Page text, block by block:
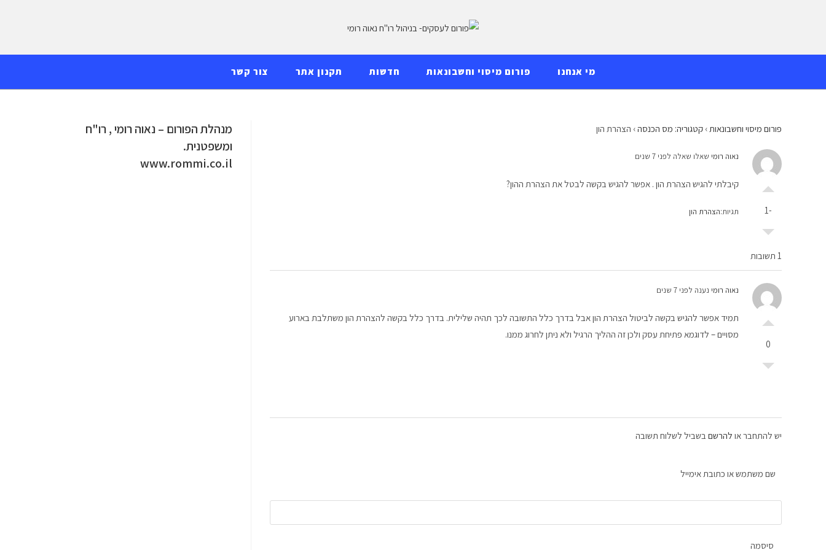
מי אנחנו פורום מיסוי וחשבונאות חדשות תקנון אתר צור קשר
פורום מיסוי וחשבונאות › קטגוריה: מס הכנסה› הצהרת הון
-1
נאוה רומי שאלו שאלה לפני 7 שנים
קיבלתי להגיש הצהרת הון . אפשר להגיש בקשה לבטל את הצהרת ההון?
תגיות:הצהרת הון
1 תשובות
0
נאוה רומי נענה לפני 7 שנים
תמיד אפשר להגיש בקשה לביטול הצהרת הון אבל בדרך כלל התשובה לכך תהיה שלילית. בדרך כלל בקשה להצהרת הון משתלבת בארוע
מסויים – לדוגמא פתיחת עסק ולכן זה ההליך הרגיל ולא ניתן לחרוג ממנו.
יש להתחבר או להרשם בשביל לשלוח תשובה
שם משתמש או כתובת אימייל
סיסמה
מנהלת הפורום – נאוה רומי , רו"ח
ומשפטנית.
www.rommi.co.il